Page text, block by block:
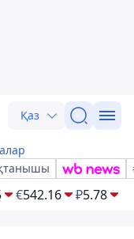
Қаз
€542.16 ₽5.78